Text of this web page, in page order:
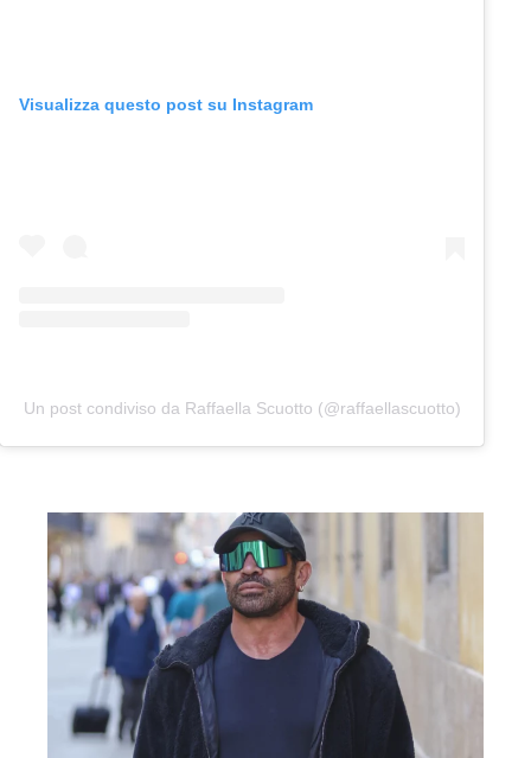
Visualizza questo post su Instagram
Un post condiviso da Raffaella Scuotto (@raffaellascuotto)